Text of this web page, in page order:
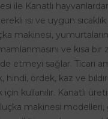
ile Kanatlı
ısı ve uygun
makinesi,
ve kısa
etmeyi sağlar. Ticari
ördek, kaz ve
için kullanılır. Kanatlı
makinesi modelleri,